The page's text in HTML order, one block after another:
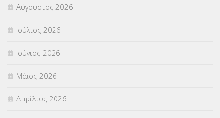
Π.Ε.Κ. ΗΡΑΚΛΕΙΟΥ
ΠΑΝΕΛΛΑΔΙΚΕΣ ΕΞΕΤΑΣΕΙΣ
ΠΡΟΚΗΡΥΞΕΙΣ
ΣΕΜΙΝΑΡΙΑ – ΗΜΕΡΙΔΕΣ
ΣΕΠ(50)
Αύγουστος 2026
Ιούλιος 2026
Ιούνιος 2026
Μάιος 2026
Απρίλιος 2026